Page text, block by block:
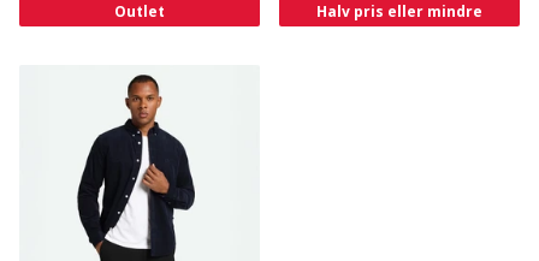
Outlet Halv pris eller mindre